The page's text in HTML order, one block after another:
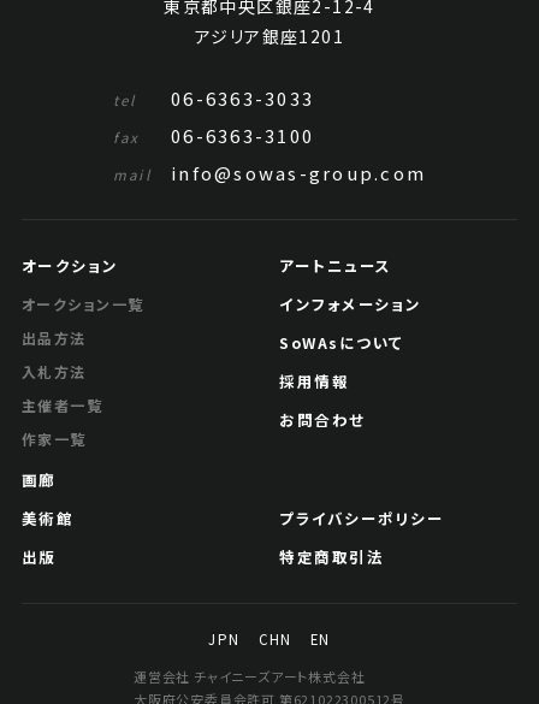
東京都中央区銀座2-12-4
アジリア銀座1201
tel 06-6363-3033
fax 06-6363-3100
mail info@sowas-group.com
オークション
オークション一覧
出品方法
入札方法
主催者一覧
作家一覧
画廊
美術館
出版
アートニュース
インフォメーション
SoWAsについて
採用情報
お問合わせ
プライバシーポリシー
特定商取引法
JPN CHN
EN
運営会社 チャイニーズアート株式会社
大阪府公安委員会許可 第621022300512号